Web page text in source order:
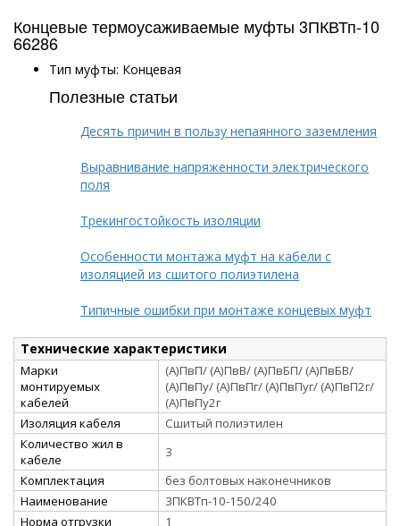
Концевые термоусаживаемые муфты 3ПКВТп-10
66286
Тип муфты: Концевая
Полезные статьи
Десять причин в пользу непаянного заземления
Выравнивание напряженности электрического
поля
Трекингостойкость изоляции
Особенности монтажа муфт на кабели с
изоляцией из сшитого полиэтилена
Типичные ошибки при монтаже концевых муфт
Технические характеристики
Марки
монтируемых
кабелей
(А)ПвП/ (А)ПвВ/ (А)ПвБП/ (А)ПвБВ/
(А)ПвПу/ (А)ПвПг/ (А)ПвПуг/ (А)ПвП2г/
(А)ПвПу2г
Изоляция кабеля
Сшитый полиэтилен
Количество жил в
кабеле
3
Комплектация
без болтовых наконечников
Наименование
3ПКВТп-10-150/240
Норма отгрузки
1